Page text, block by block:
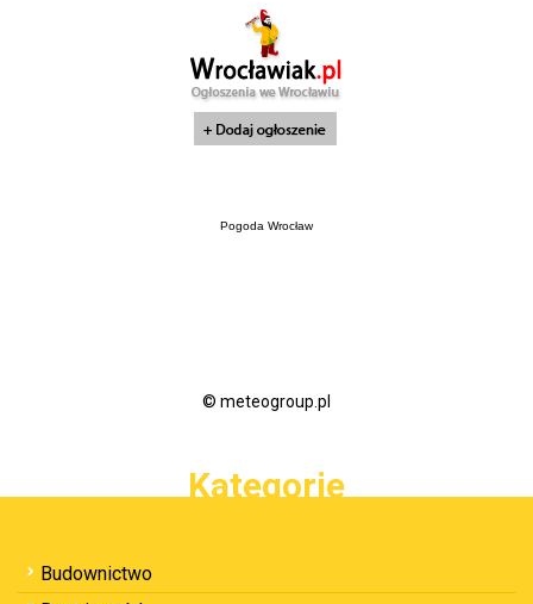
Pogoda Wrocław
© meteogroup.pl
Kategorie
Budownictwo